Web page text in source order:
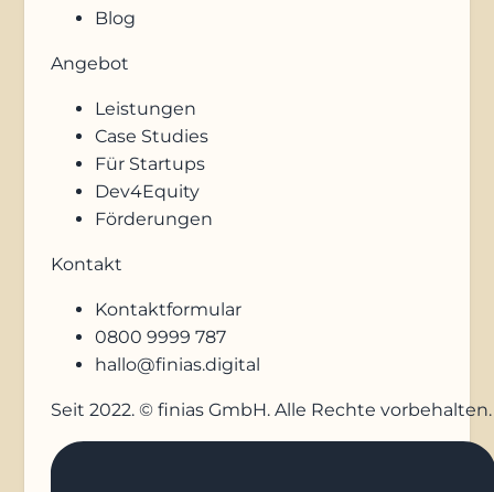
Blog
Angebot
Leistungen
Case Studies
Für Startups
Dev4Equity
Förderungen
Kontakt
Kontaktformular
0800 9999 787
hallo@finias.digital
Seit 2022. © finias GmbH. Alle Rechte vorbehalten.